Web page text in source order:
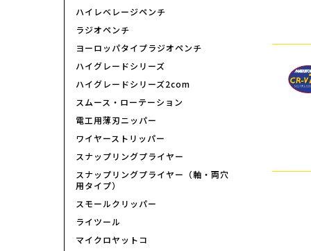
ハイレベレージペンチ
ラジオペンチ
ヨーロッパタイプラジオペンチ
ハイグレードシリーズ
ハイグレードシリーズ2com
スムース・ローテーション
電工用薄刃ニッパー
ワイヤーストリッパー
スナップリングプライヤー
スナップリングプライヤー（軸・両穴
用タイプ）
スモールクリッパー
ライツール
マイクロヤットコ